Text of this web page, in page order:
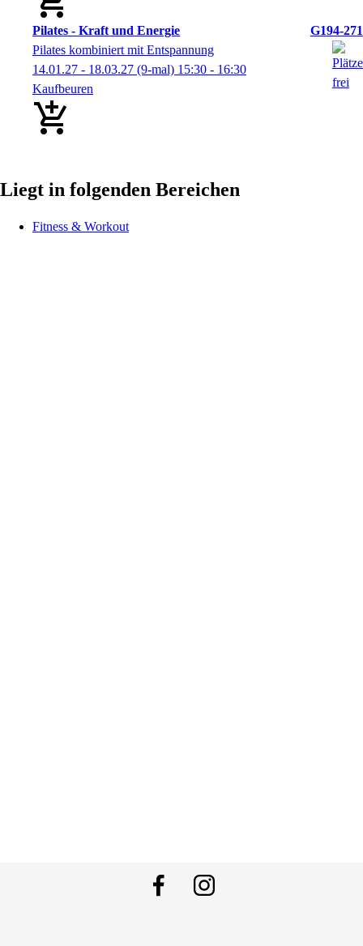
Pilates - Kraft und Energie
G194-271
Pilates kombiniert mit Entspannung
14.01.27 - 18.03.27 (9-mal) 15:30 - 16:30
Kaufbeuren
Liegt in folgenden Bereichen
Fitness & Workout